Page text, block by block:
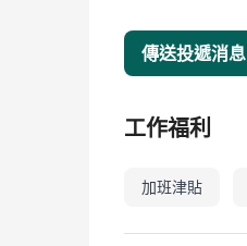
傳送投遞消息
工作福利
加班津貼